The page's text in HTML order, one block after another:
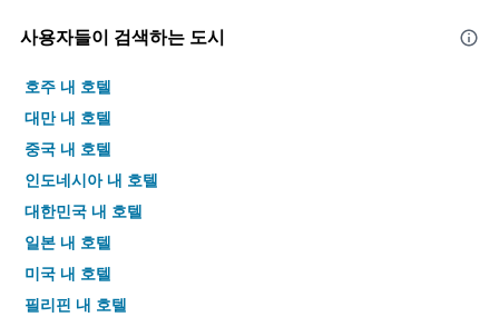
사용자들이 검색하는 도시
호주 내 호텔
대만 내 호텔
중국 내 호텔
인도네시아 내 호텔
대한민국 내 호텔
일본 내 호텔
미국 내 호텔
필리핀 내 호텔